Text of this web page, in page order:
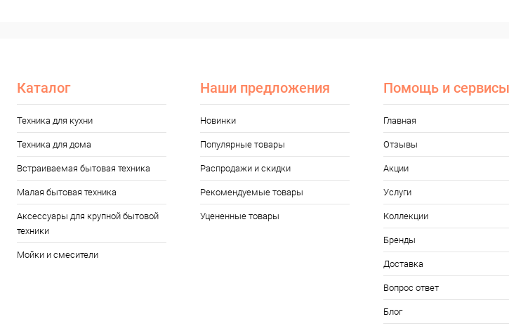
Каталог
Техника для кухни
Техника для дома
Встраиваемая бытовая техника
Малая бытовая техника
Аксессуары для крупной бытовой
техники
Мойки и смесители
Наши предложения
Новинки
Популярные товары
Распродажи и скидки
Рекомендуемые товары
Уцененные товары
Помощь и сервисы
Главная
Отзывы
Акции
Услуги
Коллекции
Бренды
Доставка
Вопрос ответ
Блог